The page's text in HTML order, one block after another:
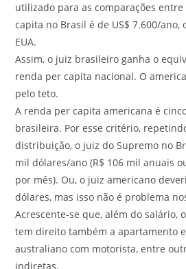
utilizado para as comparações
capita no Brasil é de US$ 7.600/ano,
EUA.
Assim, o juiz brasileiro ganha o
renda per capita nacional. O
pelo teto.
A renda per capita americana é
brasileira. Por esse critério,
distribuição, o juiz do Supremo no
mil dólares/ano (R$ 106 mil anuais
por mês). Ou, o juiz americano
dólares, mas isso não é problema
Acrescente-se que, além do salário,
tem direito também a apartamento
australiano com motorista, entre
indiretas.